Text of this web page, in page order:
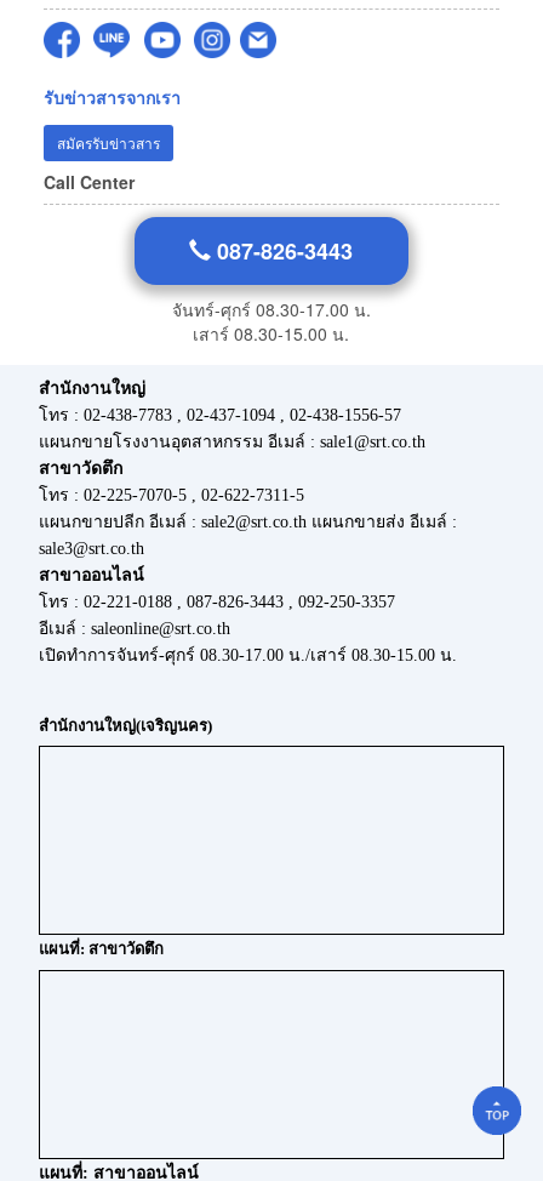
รับข่าวสารจากเรา
สมัครรับข่าวสาร
Call Center
087-826-3443
จันทร์-ศุกร์ 08.30-17.00 น.
เสาร์ 08.30-15.00 น.
สำนักงานใหญ่
โทร : 02-438-7783 , 02-437-1094 , 02-438-1556-57
แผนกขายโรงงานอุตสาหกรรม อีเมล์ : sale1@srt.co.th
สาขาวัดตึก
โทร : 02-225-7070-5 , 02-622-7311-5
แผนกขายปลีก อีเมล์ : sale2@srt.co.th แผนกขายส่ง อีเมล์ :
sale3@srt.co.th
สาขาออนไลน์
โทร : 02-221-0188 , 087-826-3443 , 092-250-3357
อีเมล์ : saleonline@srt.co.th
เปิดทำการจันทร์-ศุกร์ 08.30-17.00 น./เสาร์ 08.30-15.00 น.
สำนักงานใหญ่(เจริญนคร)
แผนที่: สาขาวัดตึก
แผนที่: สาขาออนไลน์